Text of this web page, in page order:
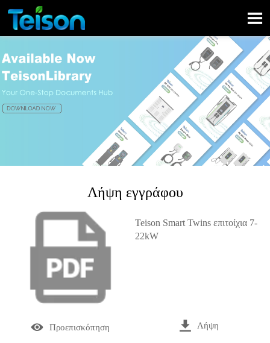

Λήψη εγγράφου
Teison Smart Twins επιτοίχια 7-
22kW
 Προεπισκόπηση  Λήψη